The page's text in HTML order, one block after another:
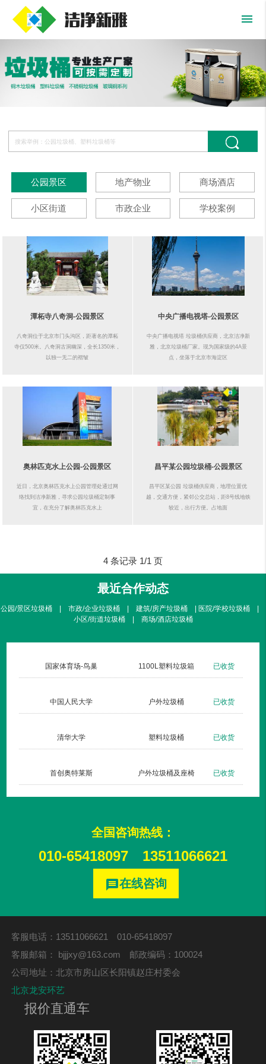
menu
公园景区 地产物业 商场酒店
小区街道 市政企业 学校案例
潭柘寺八奇洞-公园景区
八奇洞位于北京市门头沟区，距著名的潭柘
寺仅500米。八奇洞古洞幽深，全长1350米，
以独一无二的褶皱
中央广播电视塔-公园景区
中央广播电视塔 垃圾桶供应商，北京洁净新
雅，北京垃圾桶厂家。现为国家级的4A景
点，坐落于北京市海淀区
奥林匹克水上公园-公园景区
近日，北京奥林匹克水上公园管理处通过网
络找到洁净新雅，寻求公园垃圾桶定制事
宜，在充分了解奥林匹克水上
昌平某公园垃圾桶-公园景区
昌平区某公园 垃圾桶供应商，地理位置优
越，交通方便，紧邻公交总站，距8号线地铁
较近，出行方便。占地面
4 条记录 1/1 页
最近合作动态
公园/景区垃圾桶 | 市政/企业垃圾桶 | 建筑/房产垃圾桶 | 医院/学校垃圾桶 |
小区/街道垃圾桶 | 商场/酒店垃圾桶
国家体育场-鸟巢 1100L塑料垃圾箱 已收货
中国人民大学 户外垃圾桶 已收货
清华大学 塑料垃圾桶 已收货
首创奥特莱斯 户外垃圾桶及座椅 已收货
全国咨询热线：
010-65418097 13511066621
message在线咨询
客服电话：13511066621 010-65418097
客服邮箱： bjjjxy@163.com 邮政编码：100024
公司地址：北京市房山区长阳镇赵庄村委会
北京龙安环艺
报价直通车